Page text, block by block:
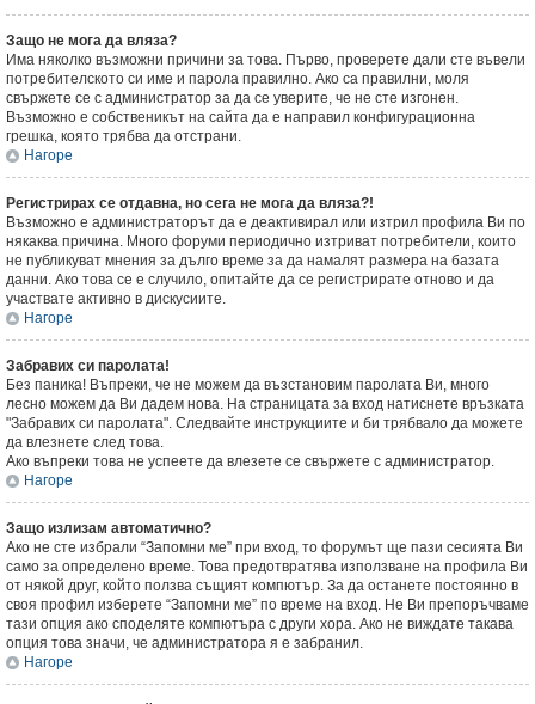
Защо не мога да вляза?
Има няколко възможни причини за това. Първо, проверете дали сте въвели
потребителското си име и парола правилно. Ако са правилни, моля
свържете се с администратор за да се уверите, че не сте изгонен.
Възможно е собственикът на сайта да е направил конфигурационна
грешка, която трябва да отстрани.
Нагоре
Регистрирах се отдавна, но сега не мога да вляза?!
Възможно е администраторът да е деактивирал или изтрил профила Ви по
някаква причина. Много форуми периодично изтриват потребители, които
не публикуват мнения за дълго време за да намалят размера на базата
данни. Ако това се е случило, опитайте да се регистрирате отново и да
участвате активно в дискусиите.
Нагоре
Забравих си паролата!
Без паника! Въпреки, че не можем да възстановим паролата Ви, много
лесно можем да Ви дадем нова. На страницата за вход натиснете връзката
"Забравих си паролата". Следвайте инструкциите и би трябвало да можете
да влезнете след това.
Ако въпреки това не успеете да влезете се свържете с администратор.
Нагоре
Защо излизам автоматично?
Ако не сте избрали “Запомни ме” при вход, то форумът ще пази сесията Ви
само за определено време. Това предотвратява използване на профила Ви
от някой друг, който ползва същият компютър. За да останете постоянно в
своя профил изберете “Запомни ме” по време на вход. Не Ви препоръчваме
тази опция ако споделяте компютъра с други хора. Ако не виждате такава
опция това значи, че администратора я е забранил.
Нагоре